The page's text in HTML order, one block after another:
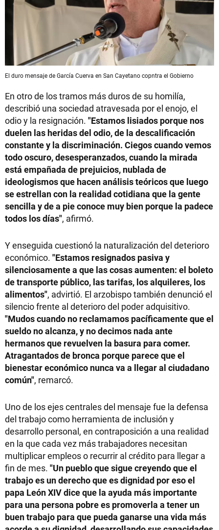
El duro mensaje de García Cuerva en San Cayetano copntra el Gobierno
En otro de los tramos más duros de su homilía,
describió una sociedad atravesada por el enojo, el
odio y la resignación. "Estamos lisiados porque nos
duelen las heridas del odio, de la descalificación
constante y la discriminación. Ciegos cuando vemos
todo oscuro, desesperanzados, cuando la mirada
está empañada de prejuicios, nublada de
ideologismos que hacen análisis teóricos que luego
se estrellan con la realidad cotidiana que la gente
sencilla y de a pie conoce muy bien porque la padece
todos los días", afirmó.
Y enseguida cuestionó la naturalización del deterioro
económico. "Estamos resignados pasiva y
silenciosamente a que las cosas aumenten: el boleto
de transporte público, las tarifas, los alquileres, los
alimentos", advirtió. El arzobispo también denunció el
silencio frente al deterioro del poder adquisitivo.
"Mudos cuando no reclamamos pacíficamente que el
sueldo no alcanza, y no decimos nada ante
hermanos que revuelven la basura para comer.
Atragantados de bronca porque parece que el
bienestar económico nunca va a llegar al ciudadano
común", remarcó.
Uno de los ejes centrales del mensaje fue la defensa
del trabajo como herramienta de inclusión y
desarrollo personal, en contraposición a una realidad
en la que cada vez más trabajadores necesitan
multiplicar empleos o recurrir al crédito para llegar a
fin de mes. "Un pueblo que sigue creyendo que el
trabajo es un derecho que es dignidad por eso el
papa León XIV dice que la ayuda más importante
para una persona pobre es promoverla a tener un
buen trabajo para que pueda ganarse una vida más